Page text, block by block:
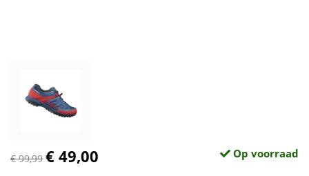
€ 99,99 € 49,00 Op voorraad